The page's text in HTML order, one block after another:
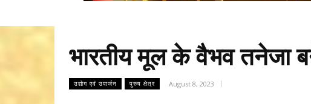
भारतीय मूल के वैभव तनेजा
उद्योग एवं उपार्जन पुरुष क्षेत्र August 8, 2023